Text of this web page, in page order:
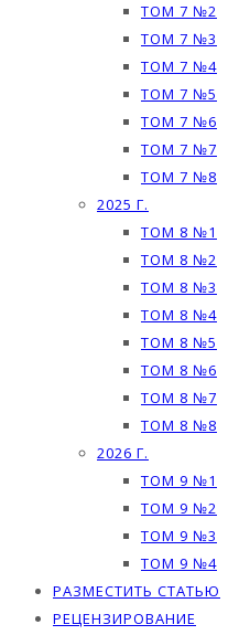
ТОМ 7 №2
ТОМ 7 №3
ТОМ 7 №4
ТОМ 7 №5
ТОМ 7 №6
ТОМ 7 №7
ТОМ 7 №8
2025 Г.
ТОМ 8 №1
ТОМ 8 №2
ТОМ 8 №3
ТОМ 8 №4
ТОМ 8 №5
ТОМ 8 №6
ТОМ 8 №7
ТОМ 8 №8
2026 Г.
ТОМ 9 №1
ТОМ 9 №2
ТОМ 9 №3
ТОМ 9 №4
РАЗМЕСТИТЬ СТАТЬЮ
РЕЦЕНЗИРОВАНИЕ